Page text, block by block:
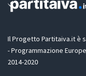
n
e
a
i
l
n
D
P
R
*
Il Progetto Partitaiva.it è
- Programmazione
2014-2020